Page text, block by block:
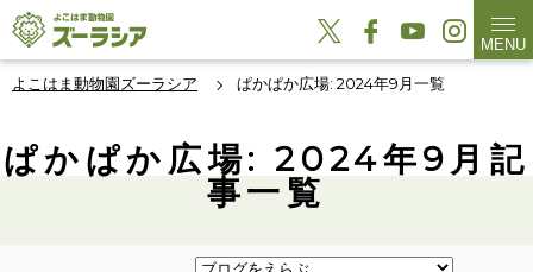
MENU
よこはま動物園ズーラシア ぱかぱか広場: 2024年9月一覧
ぱかぱか広場: 2024年9月記
事一覧